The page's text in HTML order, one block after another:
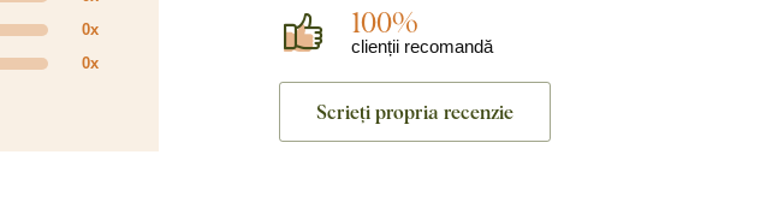
0x
0x 100%
clienții recomandă
Scrieți propria recenzie